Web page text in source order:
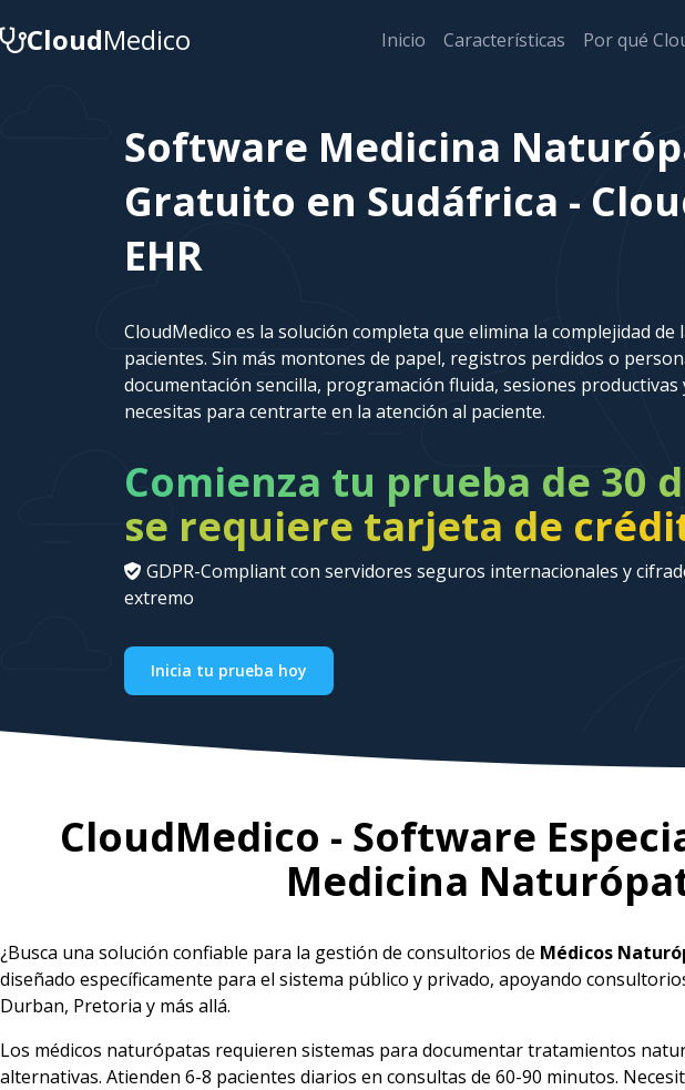
CloudMedico Inicio Características Por qué
Software Medicina
Gratuito en Sudáfrica -
EHR
CloudMedico es la solución completa que elimina la complejidad de
pacientes. Sin más montones de papel, registros perdidos o
documentación sencilla, programación fluida, sesiones productivas
necesitas para centrarte en la atención al paciente.
Comienza tu prueba de 30
se requiere tarjeta de
GDPR-Compliant con servidores seguros internacionales y
extremo
Inicia tu prueba hoy
CloudMedico - Software
Medicina
¿Busca una solución confiable para la gestión de consultorios de Médicos
diseñado específicamente para el sistema público y privado, apoyando
Durban, Pretoria y más allá.
Los médicos naturópatas requieren sistemas para documentar tratamientos
alternativas. Atienden 6-8 pacientes diarios en consultas de 60-90 minutos.